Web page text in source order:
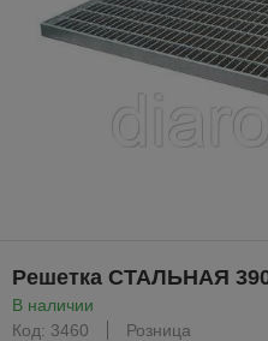
Решетка СТАЛЬНАЯ
В наличии
Код: 3460
Розница